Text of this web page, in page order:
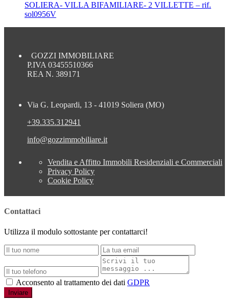
SOLIERA- VILLA BIFAMILIARE- 2 VILLETTE – rif.
sol0956V
GOZZI IMMOBILIARE
P.IVA 03455510366
REA N. 389171
Via G. Leopardi, 13 - 41019 Soliera (MO)
+39.335.312941
info@gozzimmobiliare.it
Vendita e Affitto Immobili Residenziali e Commerciali
Privacy Policy
Cookie Policy
Contattaci
Utilizza il modulo sottostante per contattarci!
Acconsento al trattamento dei dati GDPR
Inviare